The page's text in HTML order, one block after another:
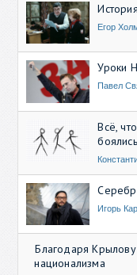
Егор
Уроки
Павел
Всё,
Игорь
Благодаря
национализма